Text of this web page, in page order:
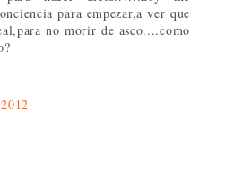
para empezar,a ver que
no morir de asco....como